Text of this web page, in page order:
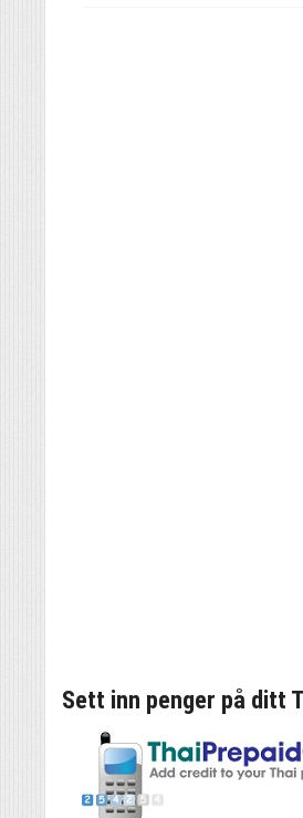
Sett inn penger på ditt